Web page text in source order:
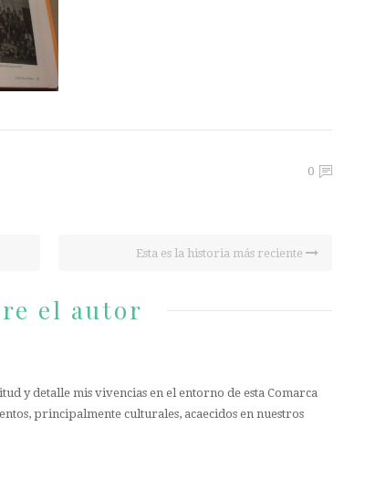
0
Esta es la historia más reciente
el autor
y detalle mis vivencias en el entorno de esta Comarca
principalmente culturales, acaecidos en nuestros